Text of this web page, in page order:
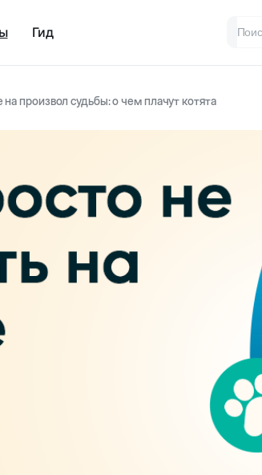
Гид
произвол судьбы: о чем плачут котята